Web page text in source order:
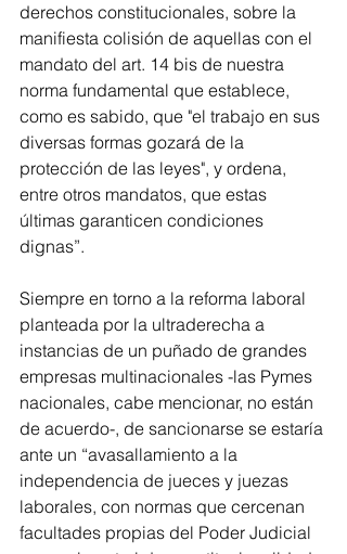
derechos constitucionales, sobre la
manifiesta colisión de aquellas con el
mandato del art. 14 bis de nuestra
norma fundamental que establece,
como es sabido, que "el trabajo en sus
diversas formas gozará de la
protección de las leyes", y ordena,
entre otros mandatos, que estas
últimas garanticen condiciones
dignas”.
Siempre en torno a la reforma laboral
planteada por la ultraderecha a
instancias de un puñado de grandes
empresas multinacionales -las Pymes
nacionales, cabe mencionar, no están
de acuerdo-, de sancionarse se estaría
ante un “avasallamiento a la
independencia de jueces y juezas
laborales, con normas que cercenan
facultades propias del Poder Judicial